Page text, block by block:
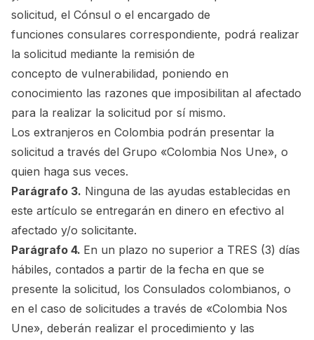
solicitud, el Cónsul o el encargado de
funciones consulares correspondiente, podrá realizar
la solicitud mediante la remisión de
concepto de vulnerabilidad, poniendo en
conocimiento las razones que imposibilitan al afectado
para la realizar la solicitud por sí mismo.
Los extranjeros en Colombia podrán presentar la
solicitud a través del Grupo «Colombia Nos Une», o
quien haga sus veces.
Parágrafo 3. Ninguna de las ayudas establecidas en
este artículo se entregarán en dinero en efectivo al
afectado y/o solicitante.
Parágrafo 4. En un plazo no superior a TRES (3) días
hábiles, contados a partir de la fecha en que se
presente la solicitud, los Consulados colombianos, o
en el caso de solicitudes a través de «Colombia Nos
Une», deberán realizar el procedimiento y las